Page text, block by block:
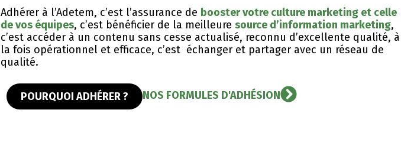
Adhérer à l’Adetem, c’est l’assurance de booster votre culture marketing et celle
de vos équipes, c’est bénéficier de la meilleuresource d’information marketing,
c’est accéder à un contenu sans cesse actualisé, reconnu d’excellente qualité, ​à
la fois opérationnel et efficace, c’est échanger et partager avec un réseau de
qualité.
POURQUOI ADHÉRER ? NOS FORMULES D'ADHÉSION